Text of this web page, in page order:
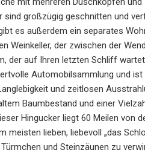
sind großzügig geschnitten und
es außerdem ein separates
Weinkeller, der zwischen der
der auf Ihren letzten Schliff
Automobilsammlung und
und zeitlosen
Baumbestand und einer
Hingucker liegt 60 Meilen
meisten lieben, liebevoll „das
und Steinzäunen zu